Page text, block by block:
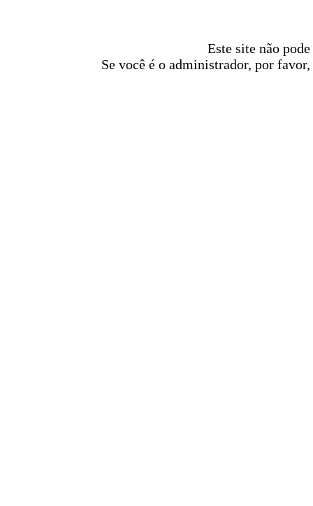
Este site não
Se você é o administrador, por